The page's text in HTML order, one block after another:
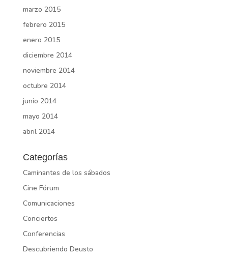
marzo 2015
febrero 2015
enero 2015
diciembre 2014
noviembre 2014
octubre 2014
junio 2014
mayo 2014
abril 2014
Categorías
Caminantes de los sábados
Cine Fórum
Comunicaciones
Conciertos
Conferencias
Descubriendo Deusto